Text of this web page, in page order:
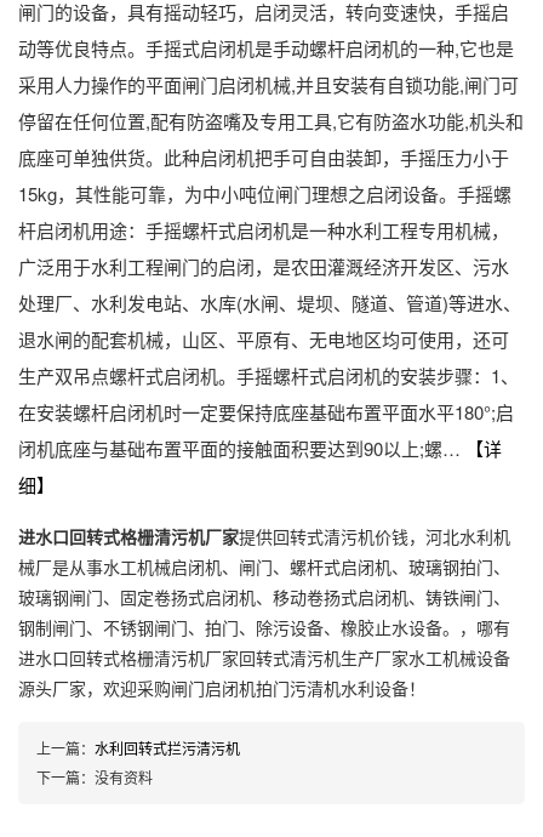
闸门的设备，具有摇动轻巧，启闭灵活，转向变速快，手摇启
动等优良特点。手摇式启闭机是手动螺杆启闭机的一种,它也是
采用人力操作的平面闸门启闭机械,并且安装有自锁功能,闸门可
停留在任何位置,配有防盗嘴及专用工具,它有防盗水功能,机头和
底座可单独供货。此种启闭机把手可自由装卸，手摇压力小于
15kg，其性能可靠，为中小吨位闸门理想之启闭设备。手摇螺
杆启闭机用途：手摇螺杆式启闭机是一种水利工程专用机械，
广泛用于水利工程闸门的启闭，是农田灌溉经济开发区、污水
处理厂、水利发电站、水库(水闸、堤坝、隧道、管道)等进水、
退水闸的配套机械，山区、平原有、无电地区均可使用，还可
生产双吊点螺杆式启闭机。手摇螺杆式启闭机的安装步骤：1、
在安装螺杆启闭机时一定要保持底座基础布置平面水平180°;启
闭机底座与基础布置平面的接触面积要达到90以上;螺…
【详
细】
进水口回转式格栅清污机厂家提供回转式清污机价钱，河北水利机
械厂是从事水工机械启闭机、闸门、螺杆式启闭机、玻璃钢拍门、
玻璃钢闸门、固定卷扬式启闭机、移动卷扬式启闭机、铸铁闸门、
钢制闸门、不锈钢闸门、拍门、除污设备、橡胶止水设备。，哪有
进水口回转式格栅清污机厂家回转式清污机生产厂家水工机械设备
源头厂家，欢迎采购闸门启闭机拍门污清机水利设备！
上一篇： 水利回转式拦污清污机
下一篇： 没有资料